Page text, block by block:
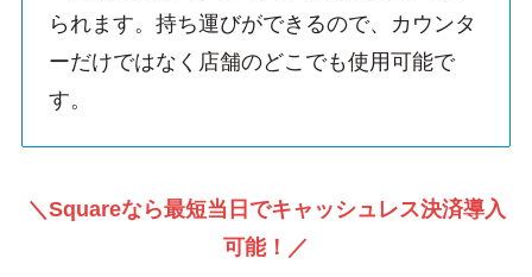
られます。持ち運びができるので、カウンタ
ーだけではなく店舗のどこでも使用可能で
す。
＼Squareなら最短当日でキャッシュレス決済導入
可能！／